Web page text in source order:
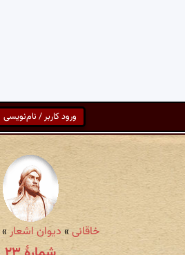
ورود کاربر / نام‌نویسی
خاقانی » دیوان اشعار»